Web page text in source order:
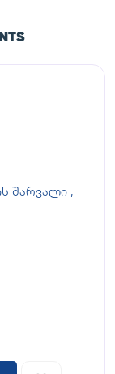
შარვალი ,